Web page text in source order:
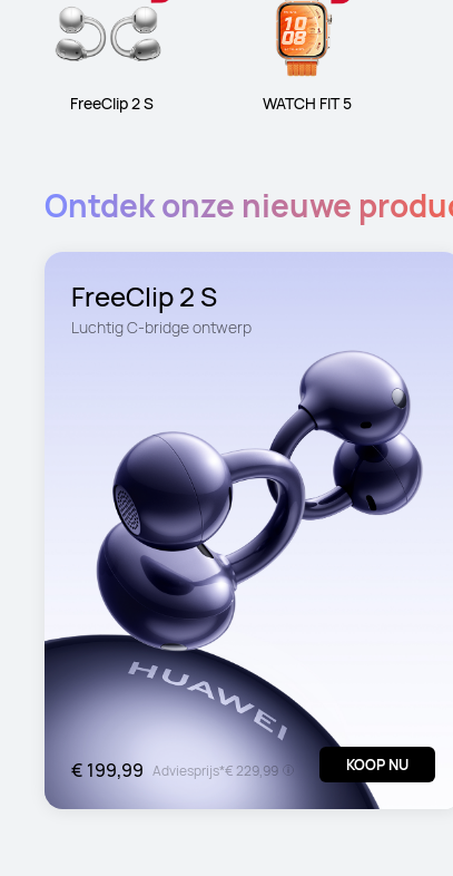
FreeClip 2 S WATCH FIT 5
Ontdek onze nieuwe
FreeClip 2 S
Luchtig C-bridge ontwerp
€ 199,99 Adviesprijs*€ 229,99 KOOP NU